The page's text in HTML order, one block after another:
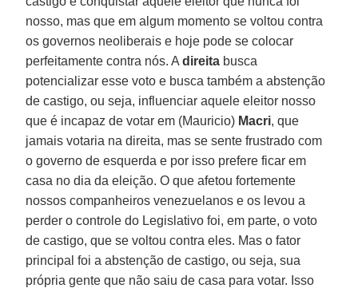
nosso, mas que em algum momento se voltou contra
os governos neoliberais e hoje pode se colocar
perfeitamente contra nós. Adireita busca
potencializar esse voto e busca também a abstenção
de castigo, ou seja, influenciar aquele eleitor nosso
que é incapaz de votar em (Mauricio) Macri, que
jamais votaria na direita, mas se sente frustrado com
o governo de esquerda e por isso prefere ficar em
casa no dia da eleição. O que afetou fortemente
nossos companheiros venezuelanos e os levou a
perder o controle do Legislativo foi, em parte, o voto
de castigo, que se voltou contra eles. Mas o fator
principal foi a abstenção de castigo, ou seja, sua
própria gente que não saiu de casa para votar. Isso